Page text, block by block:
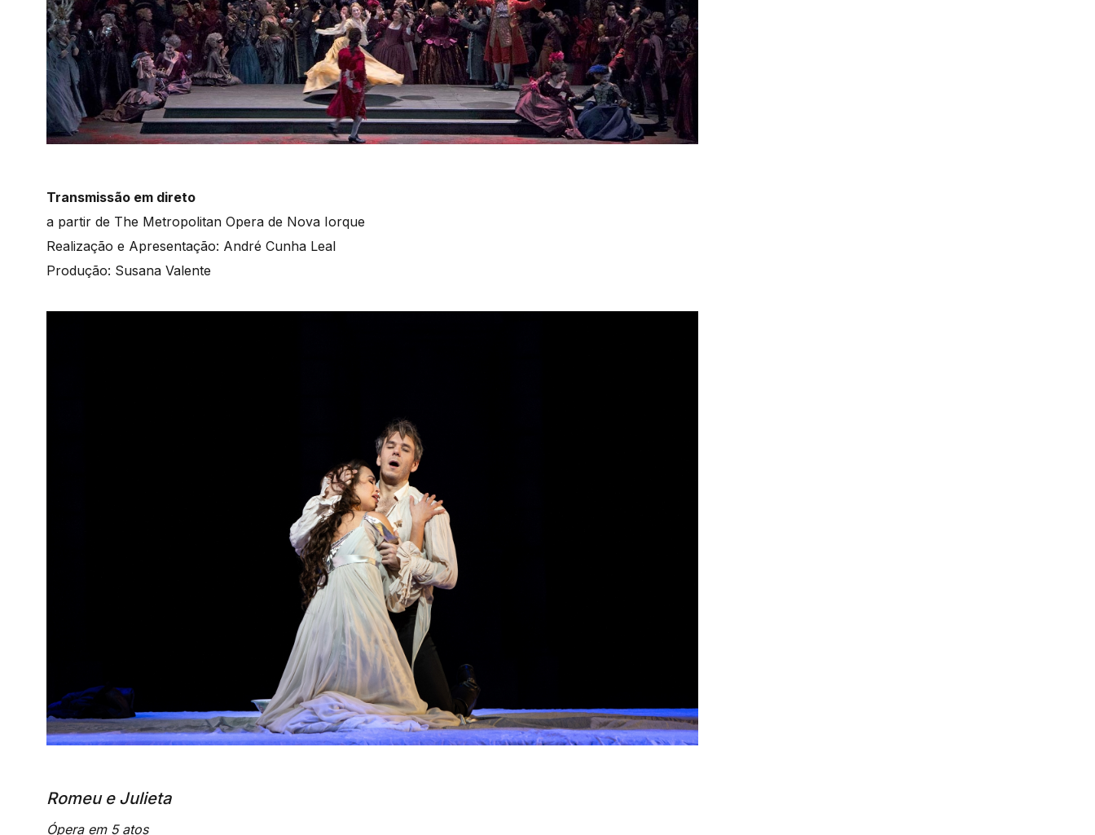
Transmissão em direto
a partir de The Metropolitan Opera de Nova Iorque
Realização e Apresentação: André Cunha Leal
Produção: Susana Valente
Romeu e Julieta
Ópera em 5 atos